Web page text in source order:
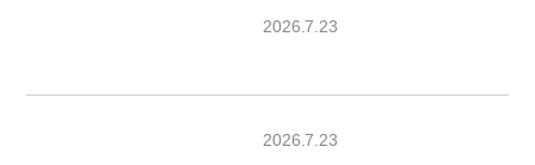
2026.7.23
2026.7.23